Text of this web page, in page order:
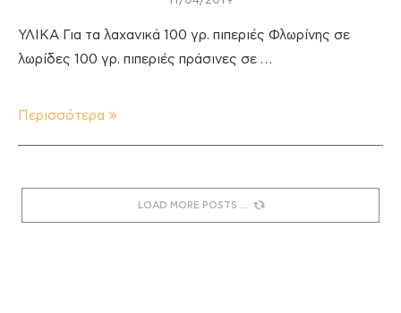
ΥΛΙΚΑ Για τα λαχανικά 100 γρ. πιπεριές Φλωρίνης σε
λωρίδες 100 γρ. πιπεριές πράσινες σε …
Περισσότερα
LOAD MORE POSTS